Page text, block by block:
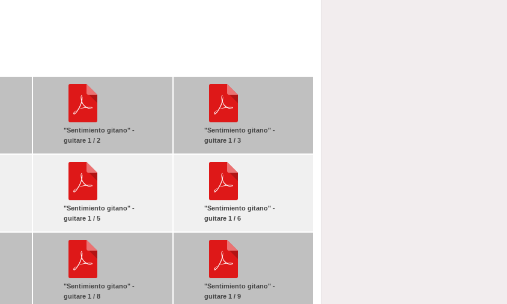
"Sentimiento gitano" -
guitare 1 / 2
"Sentimiento gitano" -
guitare 1 / 3
"Sentimiento gitano" -
guitare 1 / 5
"Sentimiento gitano" -
guitare 1 / 6
"Sentimiento gitano" -
guitare 1 / 8
"Sentimiento gitano" -
guitare 1 / 9